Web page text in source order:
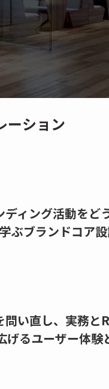
ション
ディング活動をど
ぶブランドコア
問い直し、実務と
げるユーザー体験